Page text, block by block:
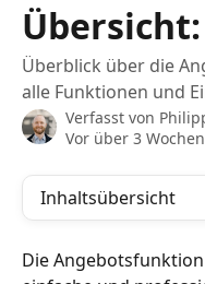
Überblick über die
alle Funktionen und
Verfasst von
Vor über 3
Inhaltsübersicht
Die